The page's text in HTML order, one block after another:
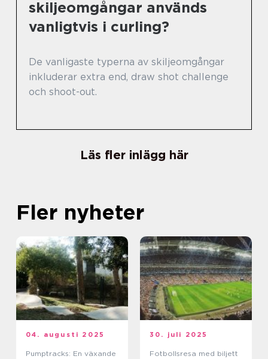
skiljeomgångar används
vanligtvis i curling?
De vanligaste typerna av skiljeomgångar
inkluderar extra end, draw shot challenge
och shoot-out.
Läs fler inlägg här
Fler nyheter
04. augusti 2025
Pumptracks: En växande
30. juli 2025
Fotbollsresa med biljett